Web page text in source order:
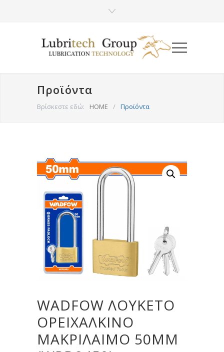
Προϊόντα
Βρίσκεστε εδώ: HOME / Προϊόντα
WADFOW ΛΟΥΚΕΤΟ
ΟΡΕΙΧΑΛΚΙΝΟ
ΜΑΚΡΙΛΑΙΜΟ 50MM